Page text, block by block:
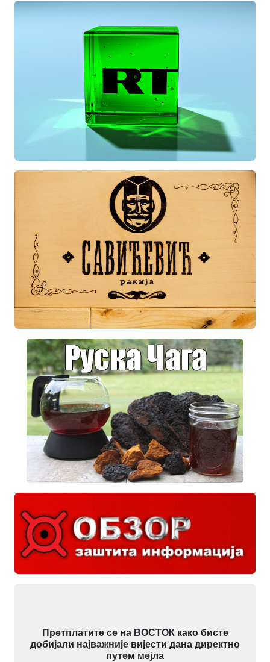
Претплатите се на ВОСТОК како бисте
добијали најважније вијести дана директно
путем мејла